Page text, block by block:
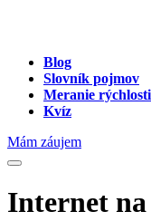
Blog
Slovník pojmov
Meranie rýchlosti
Kvíz
Mám záujem
Internet na